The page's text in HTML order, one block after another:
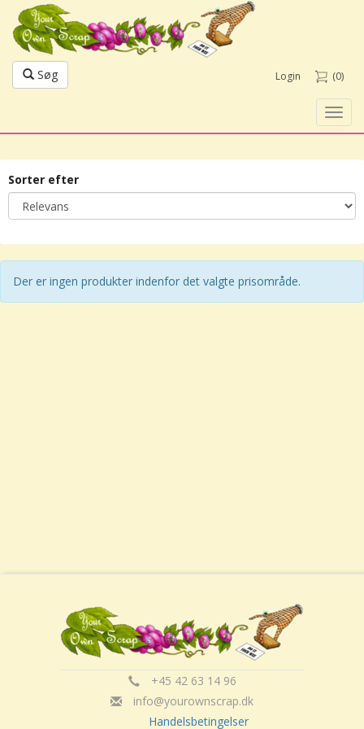
Søg Login (0)
Sorter efter
Der er ingen produkter indenfor det valgte prisområde.
+45 42 63 14 96
info@yourownscrap.dk
Handelsbetingelser